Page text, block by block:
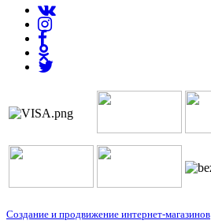
Создание и продвижение интернет-магазинов